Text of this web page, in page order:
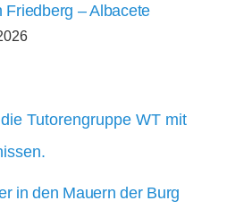
Friedberg – Albacete
in den Mauern der Burg